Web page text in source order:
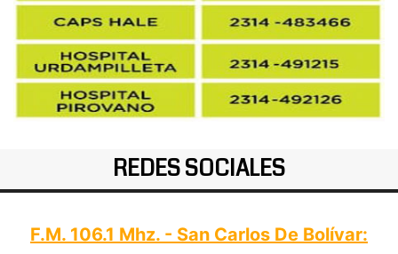
REDES SOCIALES
F.M. 106.1 Mhz. - San Carlos De Bolívar: